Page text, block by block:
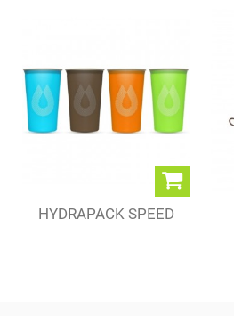
HYDRAPACK SPEED